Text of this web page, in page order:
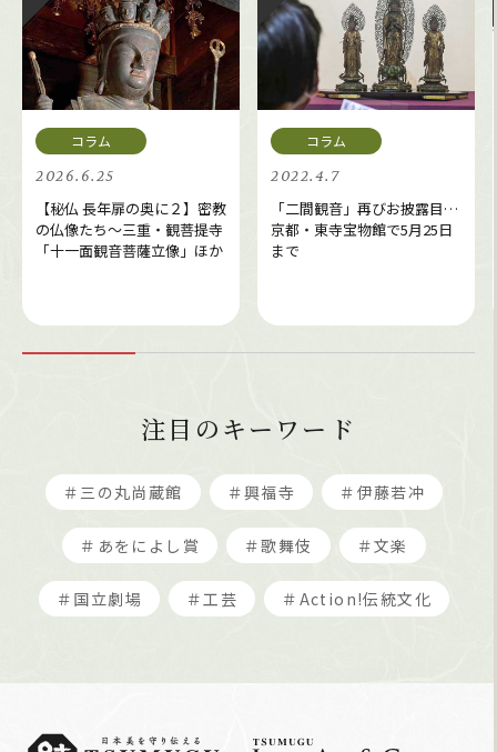
2026.6.25
【秘仏 長年扉の奥に２】密教
の仏像たち～三重・観菩提寺
「十一面観音菩薩立像」ほか
2022.4.7
「二間観音」再びお披露目…
京都・東寺宝物館で5月25日
まで
注目のキーワード
＃三の丸尚蔵館 ＃興福寺 ＃伊藤若冲
＃あをによし賞 ＃歌舞伎 ＃文楽
＃国立劇場 ＃工芸 ＃Action!伝統文化